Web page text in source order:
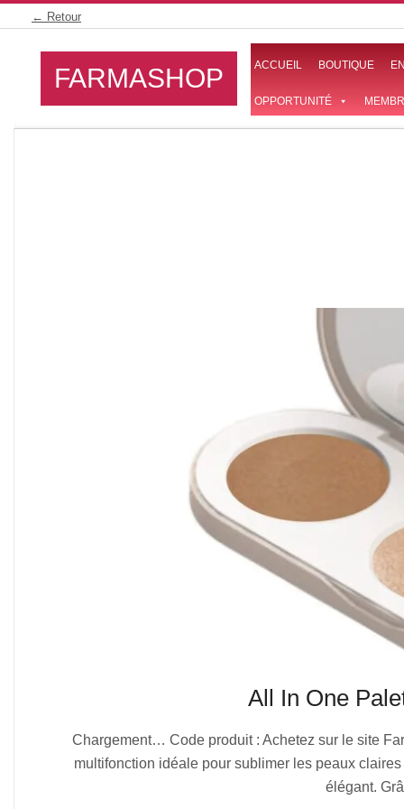
← Retour
FARMASHOP ACCUEIL BOUTIQUE
OPPORTUNITÉ
All In One
07-
Chargement… Code produit : Achetez sur le site
multifonction idéale pour sublimer les peaux
élégant.